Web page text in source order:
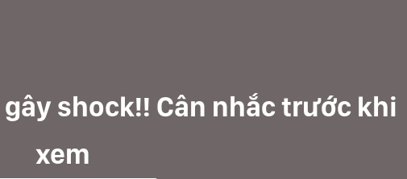
shock!! Cân nhắc trước khi
xem